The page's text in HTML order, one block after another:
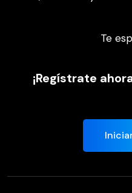
Te
¡Regístrate